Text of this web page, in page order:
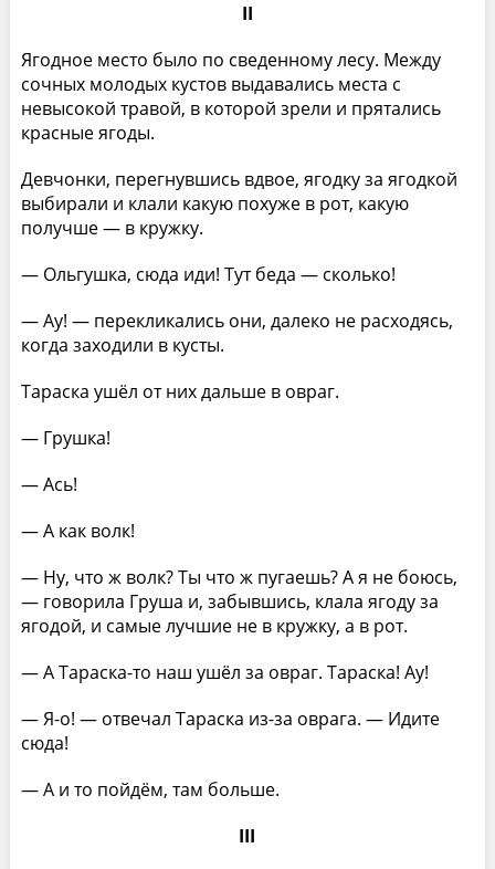
II
Ягодное место было по сведенному лесу. Между
сочных молодых кустов выдавались места с
невысокой травой, в которой зрели и прятались
красные ягоды.
Девчонки, перегнувшись вдвое, ягодку за ягодкой
выбирали и клали какую похуже в рот, какую
получше — в кружку.
— Ольгушка, сюда иди! Тут беда — сколько!
— Ау! — перекликались они, далеко не расходясь,
когда заходили в кусты.
Тараска ушёл от них дальше в овраг.
— Грушка!
— Ась!
— А как волк!
— Ну, что ж волк? Ты что ж пугаешь? А я не боюсь,
— говорила Груша и, забывшись, клала ягоду за
ягодой, и самые лучшие не в кружку, а в рот.
— А Тараска-то наш ушёл за овраг. Тараска! Ау!
— Я-о! — отвечал Тараска из-за оврага. — Идите
сюда!
— А и то пойдём, там больше.
III